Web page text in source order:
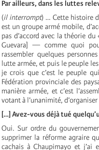
Par ailleurs, dans les luttes
(il interrompt) … Cette histoire
est un groupe armé mobile,
pas d’accord avec la théorie du
Guevara] — comme quoi
rassembler quelques
lutte armée, et puis le peuple
je crois que c’est le peuple
Fédération provinciale des
manière armée, et c’est
votant à l’unanimité, d’organiser
[…] Avez-vous déjà tué
Oui. Sur ordre du
supprimer la réforme agraire
cachais à Chaupimayo et j’ai